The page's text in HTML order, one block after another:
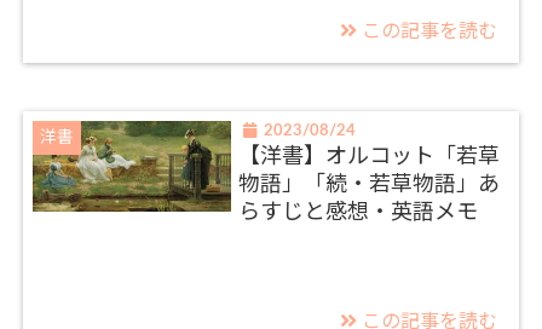
この記事を読む
洋書 2023/08/24
【洋書】オルコット「若草
物語」「続・若草物語」あ
らすじと感想・英語メモ
この記事を読む